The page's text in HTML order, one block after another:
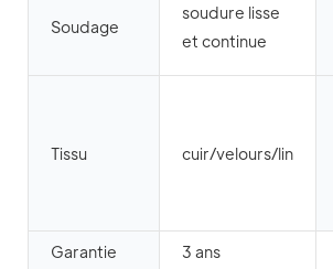
Soudage
soudure lisse
et continue
Tissu cuir/velours/lin
Garantie 3 ans